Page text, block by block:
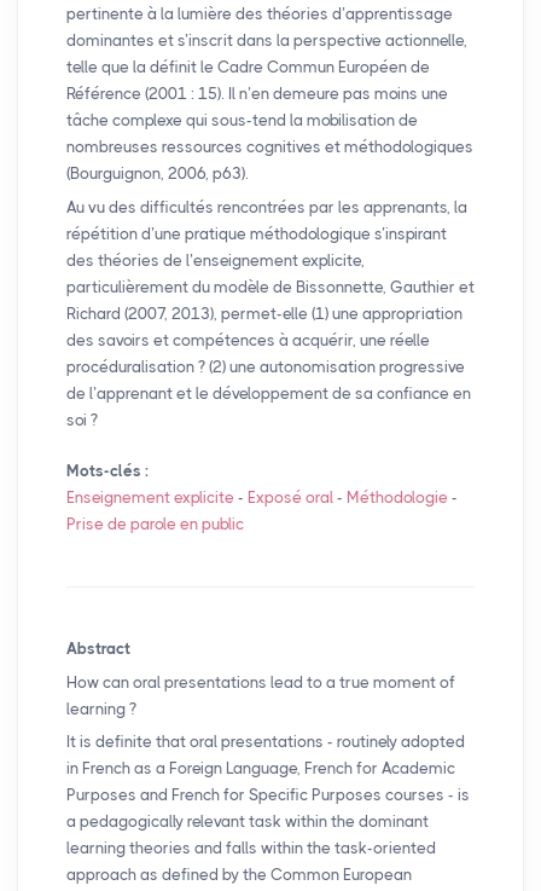
pertinente à la lumière des théories d’apprentissage
dominantes et s’inscrit dans la perspective actionnelle,
telle que la définit le Cadre Commun Européen de
Référence (2001 : 15). Il n’en demeure pas moins une
tâche complexe qui sous-tend la mobilisation de
nombreuses ressources cognitives et méthodologiques
(Bourguignon, 2006, p63).
Au vu des difficultés rencontrées par les apprenants, la
répétition d’une pratique méthodologique s’inspirant
des théories de l’enseignement explicite,
particulièrement du modèle de Bissonnette, Gauthier et
Richard (2007, 2013), permet-elle (1) une appropriation
des savoirs et compétences à acquérir, une réelle
procéduralisation ? (2) une autonomisation progressive
de l’apprenant et le développement de sa confiance en
soi ?
Mots-clés :
Enseignement explicite - Exposé oral - Méthodologie -
Prise de parole en public
Abstract
How can oral presentations lead to a true moment of
learning ?
It is definite that oral presentations - routinely adopted
in French as a Foreign Language, French for Academic
Purposes and French for Specific Purposes courses - is
a pedagogically relevant task within the dominant
learning theories and falls within the task-oriented
approach as defined by the Common European